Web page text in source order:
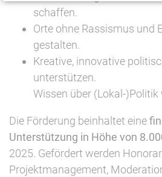
schaffen.
Orte ohne Rassismus und
gestalten.
Kreative, innovative
unterstützen.
Wissen über (Lokal-)Politik
Die Förderung beinhaltet eine
Unterstützung in Höhe von
2025. Gefördert werden
Projektmanagement,